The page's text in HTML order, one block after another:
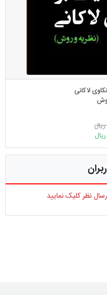
لاکانی
نظر کلیک نمایید